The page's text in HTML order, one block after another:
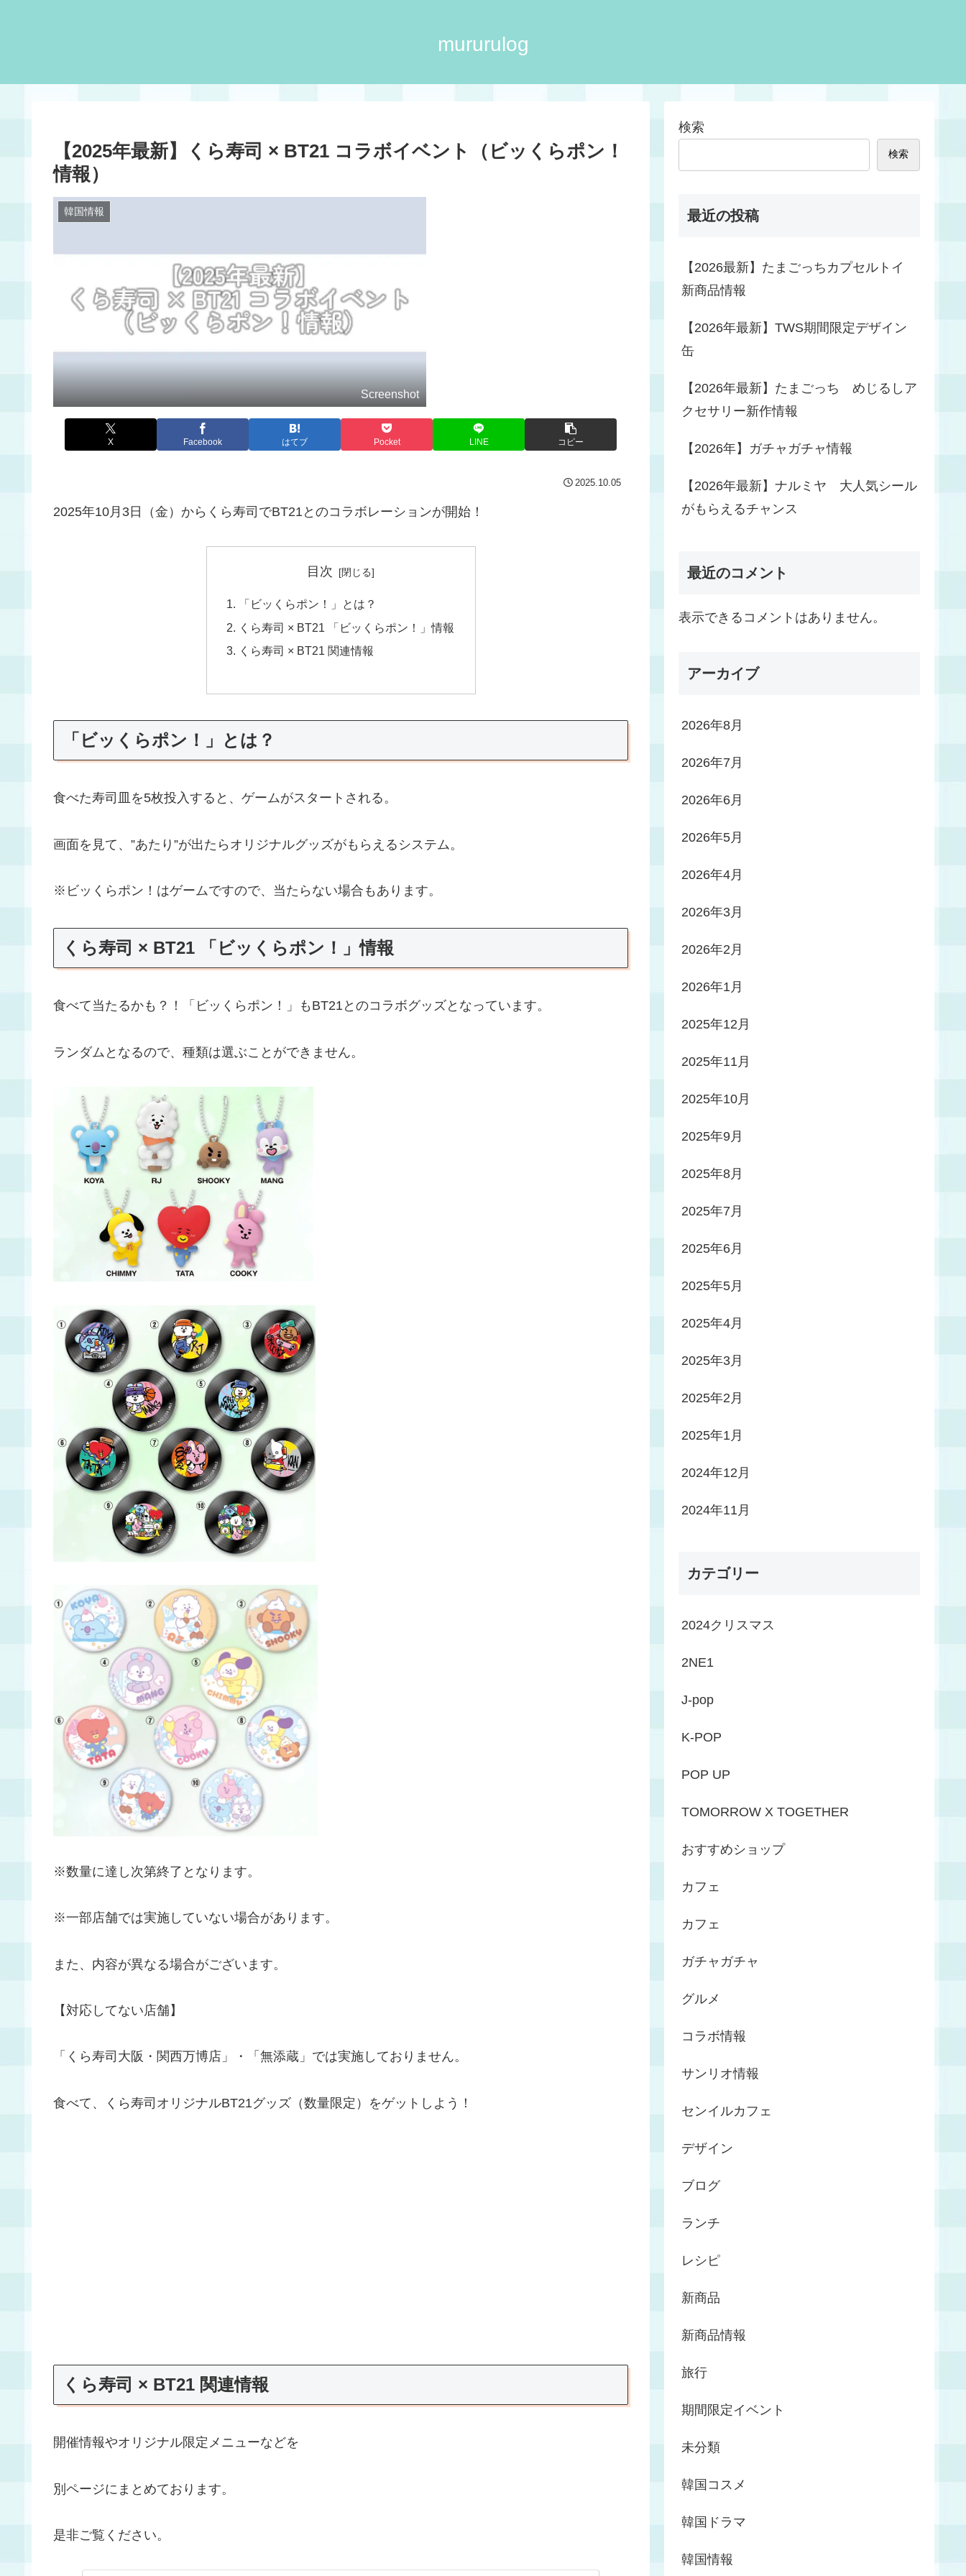
mururulog
【2025年最新】くら寿司 × BT21 コラボイベント（ビッくらポン！
情報）
韓国情報
Screenshot
X Facebook はてブ Pocket LINE コピー
2025.10.05
2025年10月3日（金）からくら寿司でBT21とのコラボレーションが開始！
目次
「ビッくらポン！」とは？
くら寿司 × BT21 「ビッくらポン！」情報
くら寿司 × BT21 関連情報
「ビッくらポン！」とは？
食べた寿司皿を5枚投入すると、ゲームがスタートされる。
画面を見て、”あたり”が出たらオリジナルグッズがもらえるシステム。
※ビッくらポン！はゲームですので、当たらない場合もあります。
くら寿司 × BT21 「ビッくらポン！」情報
食べて当たるかも？！「ビッくらポン！」もBT21とのコラボグッズとなっています。
ランダムとなるので、種類は選ぶことができません。
※数量に達し次第終了となります。
※一部店舗では実施していない場合があります。
また、内容が異なる場合がございます。
【対応してない店舗】
「くら寿司大阪・関西万博店」・「無添蔵」では実施しておりません。
食べて、くら寿司オリジナルBT21グッズ（数量限定）をゲットしよう！
くら寿司 × BT21 関連情報
開催情報やオリジナル限定メニューなどを
別ページにまとめております。
是非ご覧ください。
検索
検索
最近の投稿
【2026最新】たまごっちカプセルトイ
新商品情報
【2026年最新】TWS期間限定デザイン
缶
【2026年最新】たまごっち めじるしア
クセサリー新作情報
【2026年】ガチャガチャ情報
【2026年最新】ナルミヤ 大人気シール
がもらえるチャンス
最近のコメント
表示できるコメントはありません。
アーカイブ
2026年8月
2026年7月
2026年6月
2026年5月
2026年4月
2026年3月
2026年2月
2026年1月
2025年12月
2025年11月
2025年10月
2025年9月
2025年8月
2025年7月
2025年6月
2025年5月
2025年4月
2025年3月
2025年2月
2025年1月
2024年12月
2024年11月
カテゴリー
2024クリスマス
2NE1
J-pop
K-POP
POP UP
TOMORROW X TOGETHER
おすすめショップ
カフェ
カフェ
ガチャガチャ
グルメ
コラボ情報
サンリオ情報
センイルカフェ
デザイン
ブログ
ランチ
レシピ
新商品
新商品情報
旅行
期間限定イベント
未分類
韓国コスメ
韓国ドラマ
韓国情報